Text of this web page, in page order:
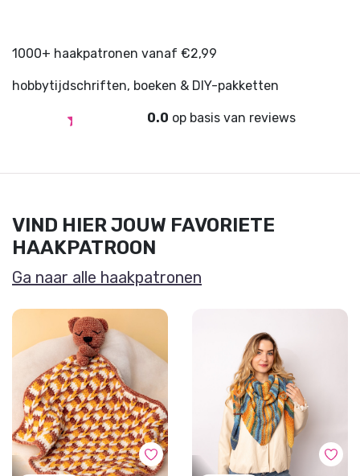
1000+ haakpatronen vanaf €2,99
hobbytijdschriften, boeken & DIY-pakketten
0.0 op basis van reviews
VIND HIER JOUW FAVORIETE
HAAKPATROON
Ga naar alle haakpatronen